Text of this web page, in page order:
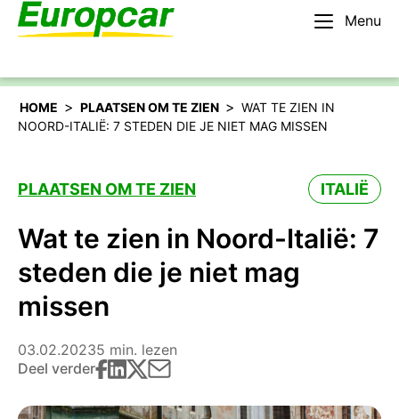
Menu
Nederlands – BE
HOME > PLAATSEN OM TE ZIEN > WAT TE ZIEN IN
NOORD-ITALIË: 7 STEDEN DIE JE NIET MAG MISSEN
PLAATSEN OM TE ZIEN ITALIË
Wat te zien in Noord-Italië: 7
steden die je niet mag
missen
03.02.20235 min. lezen
Deel verder